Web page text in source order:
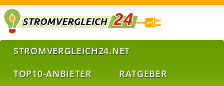
STROMVERGLEICH24.NET
TOP10-ANBIETER
RATGEBER